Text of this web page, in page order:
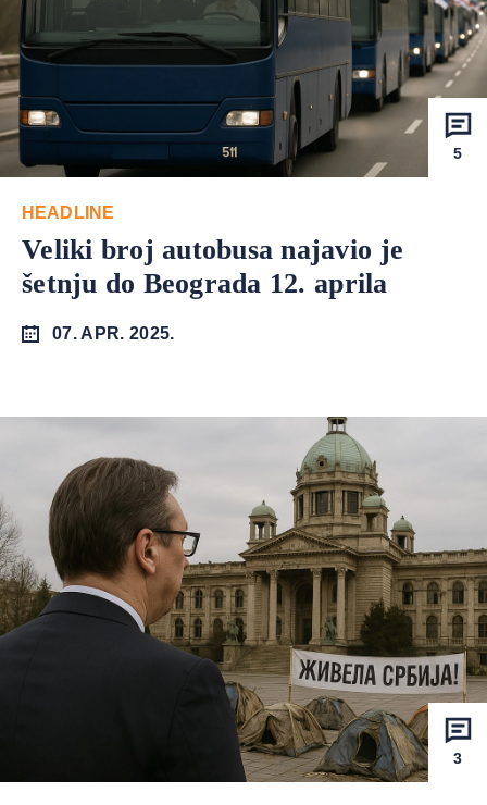
5
HEADLINE
Veliki broj autobusa najavio je
šetnju do Beograda 12. aprila
07. APR. 2025.
3